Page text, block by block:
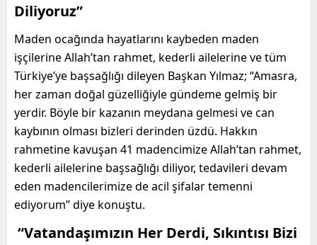
Diliyoruz”
Maden ocağında hayatlarını kaybeden maden
işçilerine Allah’tan rahmet, kederli ailelerine ve tüm
Türkiye’ye başsağlığı dileyen Başkan Yılmaz; “Amasra,
her zaman doğal güzelliğiyle gündeme gelmiş bir
yerdir. Böyle bir kazanın meydana gelmesi ve can
kaybının olması bizleri derinden üzdü. Hakkın
rahmetine kavuşan 41 madencimize Allah’tan rahmet,
kederli ailelerine başsağlığı diliyor, tedavileri devam
eden madencilerimize de acil şifalar temenni
ediyorum” diye konuştu.
“Vatandaşımızın Her Derdi, Sıkıntısı Bizi